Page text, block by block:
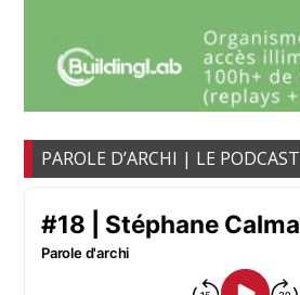
PAROLE D’ARCHI | LE PODCAST